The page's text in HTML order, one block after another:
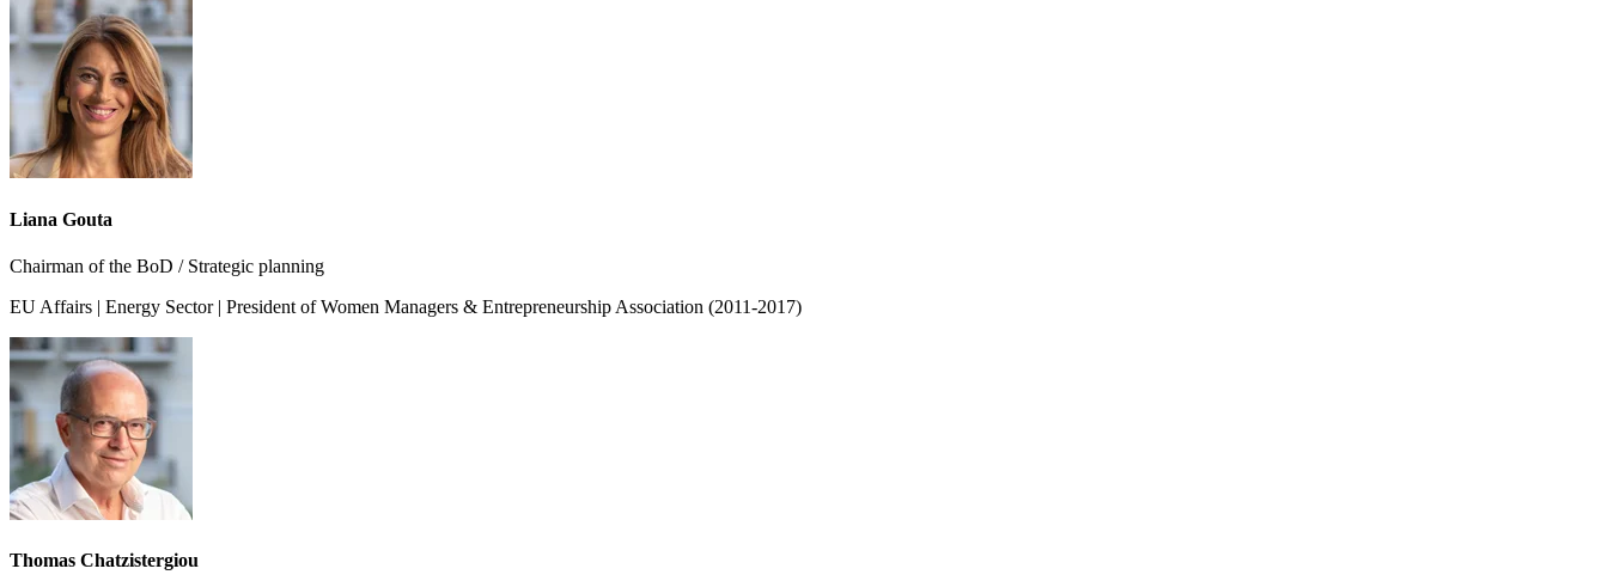
Liana Gouta
Chairman of the BoD / Strategic planning
EU Affairs | Energy Sector | President of Women Managers & Entrepreneurship Association (2011-2017)
Thomas Chatzistergiou